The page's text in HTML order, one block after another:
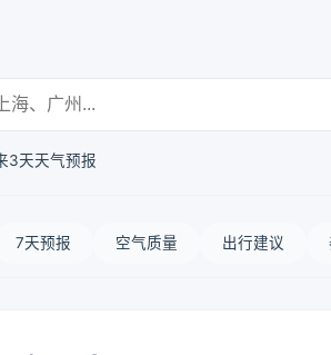
3天天气预报
7天预报 空气质量 出行建议